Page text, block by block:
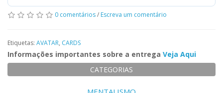
0 comentários/ Escreva um comentário
Etiquetas: AVATAR, CARDS
Informações importantes sobre a entrega Veja Aqui
CATEGORIAS